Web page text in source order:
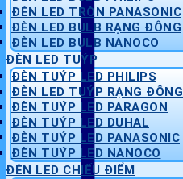
ĐÈN LED TRÒN PANASONIC
ĐÈN LED BULB RẠNG ĐÔNG
ĐÈN LED BULB NANOCO
ĐÈN LED TUÝP
ĐÈN TUÝP LED PHILIPS
ĐÈN LED TUÝP RẠNG ĐÔNG
ĐÈN TUÝP LED PARAGON
ĐÈN TUÝP LED DUHAL
ĐÈN TUÝP LED PANASONIC
ĐÈN TUÝP LED NANOCO
ĐÈN LED CHIẾU ĐIỂM